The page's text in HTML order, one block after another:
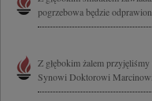
pogrzebowa będzie
Z głębokim żalem
Synowi Doktorowi Marcinowi